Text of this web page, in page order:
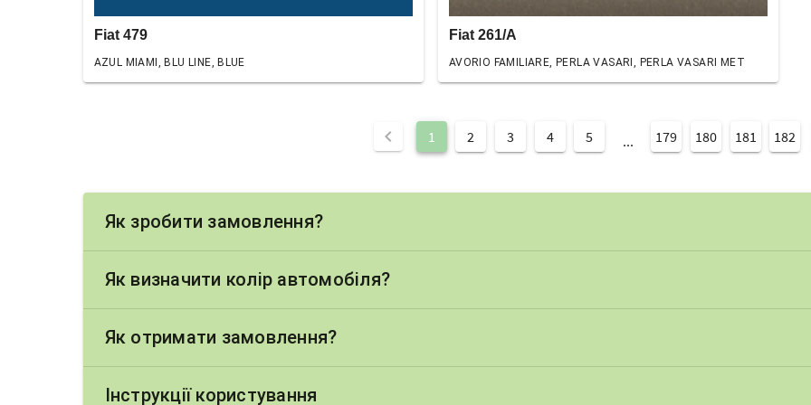
Fiat 479
AZUL MIAMI, BLU LINE, BLUE
Fiat 261/A
AVORIO FAMILIARE, PERLA VASARI, PERLA VASARI MET
chevron_left 1 2 3 4 5 ... 179 180 181 182
Як зробити замовлення?
Як визначити колір автомобіля?
Як отримати замовлення?
Інструкції користування